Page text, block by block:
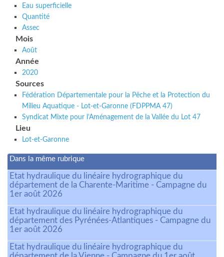
Eau superficielle
Quantité
Assec
Mois
Août
Année
2020
Sources
Fédération Départementale pour la Pêche et la Protection du
Milieu Aquatique - Lot-et-Garonne (FDPPMA 47)
Syndicat Mixte pour l’Aménagement de la Vallée du Lot 47
Lieu
Lot-et-Garonne
Dans la même rubrique
Etat hydraulique du linéaire hydrographique du
département de la Charente-Maritime - Campagne du
1er août 2026
Etat hydraulique du linéaire hydrographique du
département des Pyrénées-Atlantiques - Campagne du
1er août 2026
Etat hydraulique du linéaire hydrographique du